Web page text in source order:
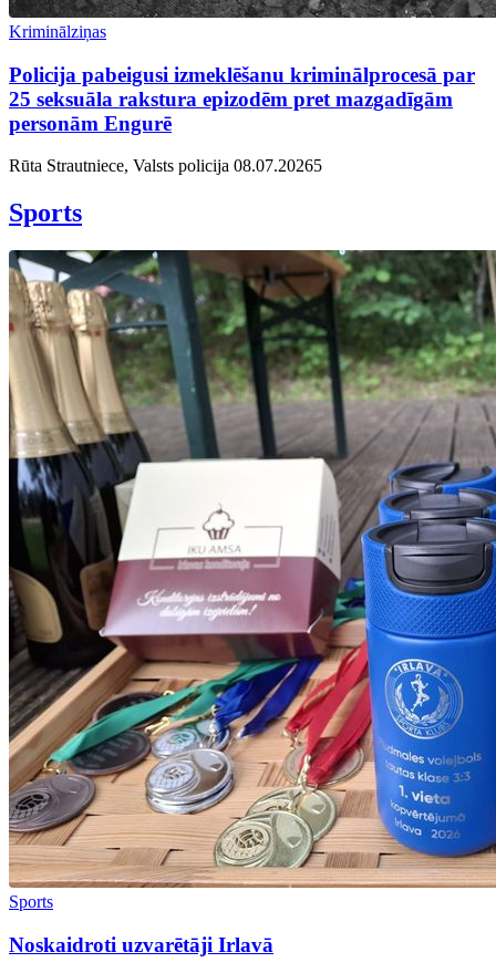
Kriminālziņas
Policija pabeigusi izmeklēšanu kriminālprocesā par
25 seksuāla rakstura epizodēm pret mazgadīgām
personām Engurē
Rūta Strautniece, Valsts policija 08.07.20265
Sports
Sports
Noskaidroti uzvarētāji Irlavā